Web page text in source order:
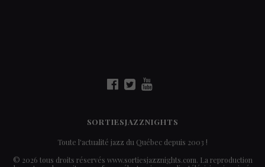
SORTIESJAZZNIGHTS
Toute l'actualité jazz du Québec depuis 2003 !
© 2026 tous droits réservés www.sortiesjazznights.com. La reproduction